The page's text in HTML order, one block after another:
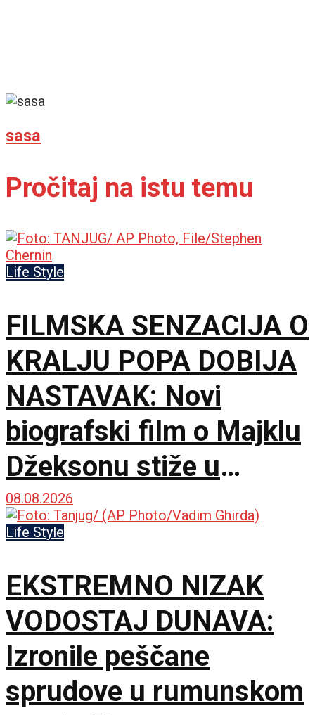
sasa
Pročitaj na istu temu
Life Style
FILMSKA SENZACIJA O
KRALJU POPA DOBIJA
NASTAVAK: Novi
biografski film o Majklu
Džeksonu stiže u
bioskope
08.08.2026
Life Style
EKSTREMNO NIZAK
VODOSTAJ DUNAVA:
Izronile peščane
sprudove u rumunskom